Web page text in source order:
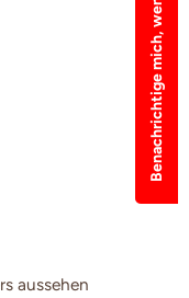
aussehen